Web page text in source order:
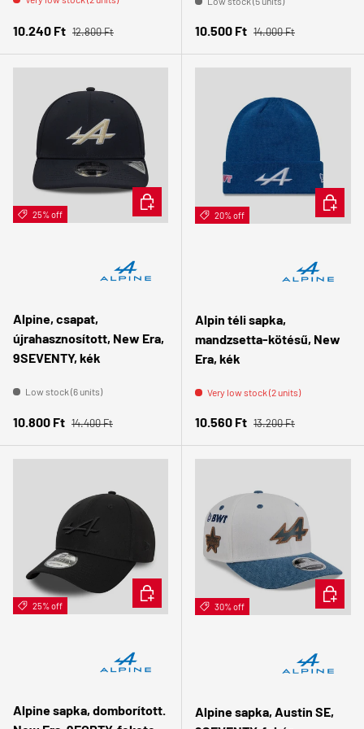
Sale price
10.240 Ft Regular price
12.800 Ft Sale price
10.500 Ft Regular price
14.000 Ft
25% off
Alpine, csapat,
újrahasznosított, New Era,
9SEVENTY, kék
Low stock (6 units)
Sale price
10.800 Ft Regular price
14.400 Ft
ADD TO CART
20% off
Alpin téli sapka,
mandzsetta-kötésű, New
Era, kék
Very low stock (2 units)
Sale price
10.560 Ft Regular price
13.200 Ft
ADD TO
25% off
Alpine sapka, domborított.
ADD TO CART
30% off
Alpine sapka, Austin SE,
ADD TO